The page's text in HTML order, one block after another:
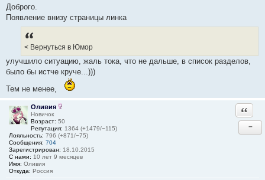
Доброго.
Появление внизу страницы линка
< Вернуться в Юмор
улучшило ситуацию, жаль тока, что не дальше, в список разделов,
было бы истче круче...)))
Тем не менее,
Оливия
Новичок
Возраст: 50
Репутация: 1364 (+1479/−115)
Лояльность: 796 (+871/−75)
Сообщения: 704
Зарегистрирован: 18.10.2015
С нами: 10 лет 9 месяцев
Имя: Оливия
Откуда: Россия
−